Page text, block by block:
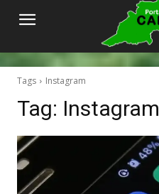
Tags Instagram
Tag: Instagram